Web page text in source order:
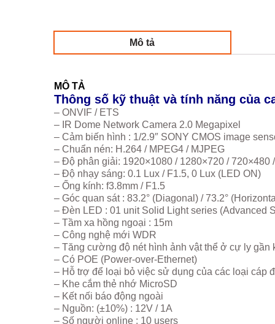
Mô tả
MÔ TẢ
Thông số kỹ thuật và tính năng của
– ONVIF / ETS
– IR Dome Network Camera 2.0 Megapixel
– Cảm biến hình : 1/2.9″ SONY CMOS image
– Chuẩn nén: H.264 / MPEG4 / MJPEG
– Độ phân giải: 1920×1080 / 1280×720 / 720×480
– Độ nhạy sáng: 0.1 Lux / F1.5, 0 Lux (LED ON)
– Ống kính: f3.8mm / F1.5
– Góc quan sát : 83.2° (Diagonal) / 73.2°
– Đèn LED : 01 unit Solid Light series (Advanced
– Tầm xa hồng ngoại : 15m
– Công nghệ mới WDR
– Tăng cường độ nét hình ảnh vật thể ở cự ly gần
– Có POE (Power-over-Ethernet)
– Hỗ trợ để loại bỏ việc sử dụng của các loại cáp
– Khe cắm thẻ nhớ MicroSD
– Kết nối báo động ngoài
– Nguồn: (±10%) : 12V / 1A
– Số người online : 10 users